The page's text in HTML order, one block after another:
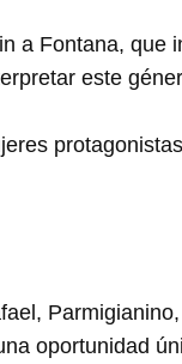
a Fontana, que
este
oportunidad